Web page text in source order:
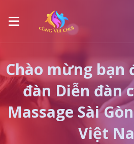
Chào mừng bạn
đàn Diễn đàn
Massage Sài
Việt